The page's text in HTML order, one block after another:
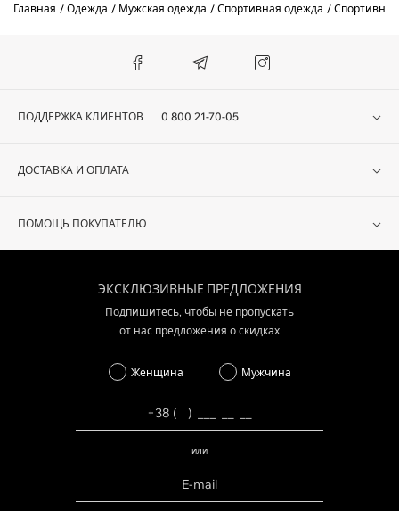
Главная Одежда Мужская одежда Спортивная одежда
ПОДДЕРЖКА КЛИЕНТОВ 0 800 21-70-05
ДОСТАВКА И ОПЛАТА
ПОМОЩЬ ПОКУПАТЕЛЮ
ЭКСКЛЮЗИВНЫЕ ПРЕДЛОЖЕНИЯ
Подпишитесь, чтобы не пропускать
от нас предложения о скидках
Женщина Мужчина
или